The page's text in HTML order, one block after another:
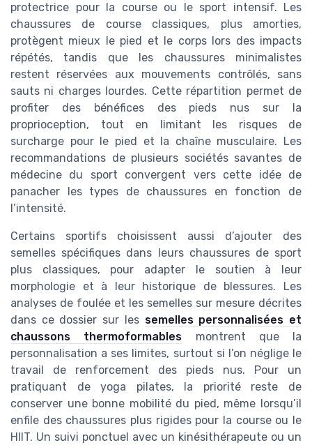
protectrice pour la course ou le sport intensif. Les
chaussures de course classiques, plus amorties,
protègent mieux le pied et le corps lors des impacts
répétés, tandis que les chaussures minimalistes
restent réservées aux mouvements contrôlés, sans
sauts ni charges lourdes. Cette répartition permet de
profiter des bénéfices des pieds nus sur la
proprioception, tout en limitant les risques de
surcharge pour le pied et la chaîne musculaire. Les
recommandations de plusieurs sociétés savantes de
médecine du sport convergent vers cette idée de
panacher les types de chaussures en fonction de
l’intensité.
Certains sportifs choisissent aussi d’ajouter des
semelles spécifiques dans leurs chaussures de sport
plus classiques, pour adapter le soutien à leur
morphologie et à leur historique de blessures. Les
analyses de foulée et les semelles sur mesure décrites
dans ce dossier sur les semelles personnalisées et
chaussons thermoformables montrent que la
personnalisation a ses limites, surtout si l’on néglige le
travail de renforcement des pieds nus. Pour un
pratiquant de yoga pilates, la priorité reste de
conserver une bonne mobilité du pied, même lorsqu’il
enfile des chaussures plus rigides pour la course ou le
HIIT. Un suivi ponctuel avec un kinésithérapeute ou un